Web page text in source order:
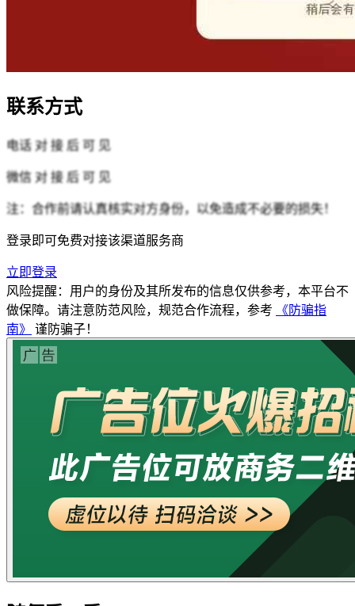
联系方式
电话 对 接 后 可 见
微信 对 接 后 可 见
注：合作前请认真核实对方身份，以免造成不必要的损失！
登录即可免费对接该渠道服务商
立即登录
风险提醒：用户的身份及其所发布的信息仅供参考，本平台不
做保障。请注意防范风险，规范合作流程，参考
《防骗指
南》
谨防骗子！